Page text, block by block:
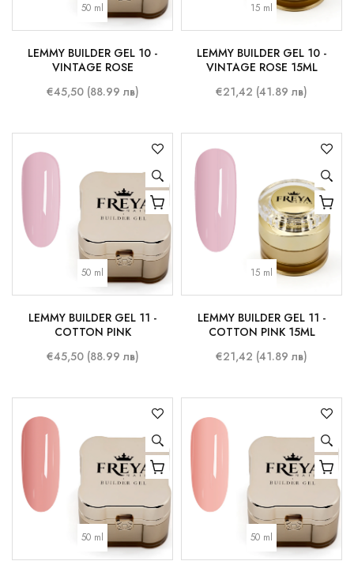
50 ml
LEMMY BUILDER GEL 10 -
VINTAGE ROSE
€45,50 (88.99 лв)
15 ml
LEMMY BUILDER GEL 10 -
VINTAGE ROSE 15ML
€21,42 (41.89 лв)
50 ml
LEMMY BUILDER GEL 11 -
COTTON PINK
€45,50 (88.99 лв)
15 ml
LEMMY BUILDER GEL 11 -
COTTON PINK 15ML
€21,42 (41.89 лв)
50 ml 50 ml